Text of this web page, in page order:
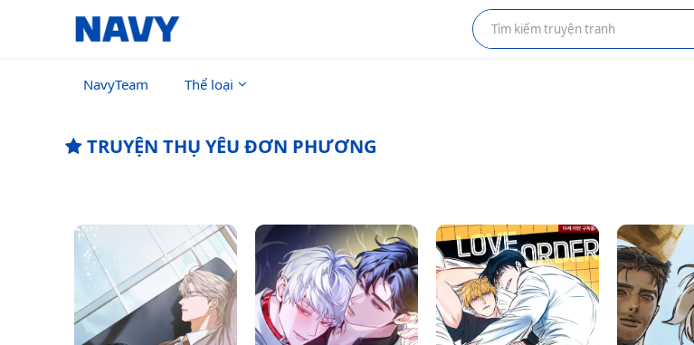
NavyTeam Thể loại
TRUYỆN THỤ YÊU ĐƠN PHƯƠNG